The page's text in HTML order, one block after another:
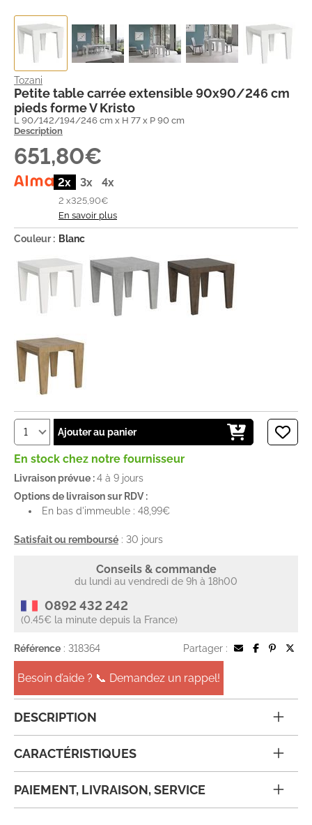
Tozani
Petite table carrée extensible 90x90/246 cm
pieds forme V Kristo
L 90/142/194/246 cm x H 77 x P 90 cm
Description
651,80€
2x 3x 4x
2 x325,90€
En savoir plus
Couleur : Blanc
Ajouter au panier
En stock chez notre fournisseur
Livraison prévue :4 à 9 jours
Options de livraison sur RDV :
En bas d'immeuble : 48,99€
Satisfait ou remboursé : 30 jours
Conseils & commande
du lundi au vendredi de 9h à 18h00
0892 432 242
(0.45€ la minute depuis la France)
Référence : 318364 Partager :
Besoin d’aide ? 📞 Demandez un rappel!
DESCRIPTION
CARACTÉRISTIQUES
PAIEMENT, LIVRAISON, SERVICE